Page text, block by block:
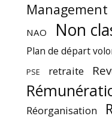
Management
NAO Non
Plan de départ
PSE retraite
Réorganisation